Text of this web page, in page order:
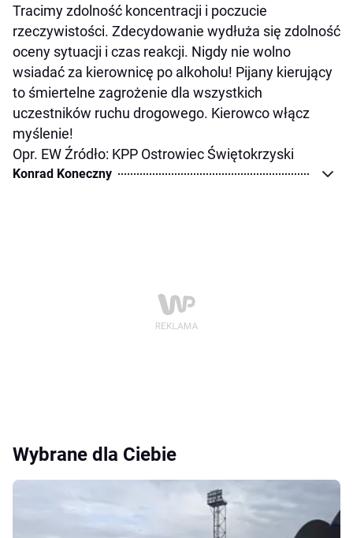
Tracimy zdolność koncentracji i poczucie
rzeczywistości. Zdecydowanie wydłuża się zdolność
oceny sytuacji i czas reakcji. Nigdy nie wolno
wsiadać za kierownicę po alkoholu! Pijany kierujący
to śmiertelne zagrożenie dla wszystkich
uczestników ruchu drogowego. Kierowco włącz
myślenie!
Opr. EW Źródło: KPP Ostrowiec Świętokrzyski
Konrad Koneczny
Wybrane dla Ciebie